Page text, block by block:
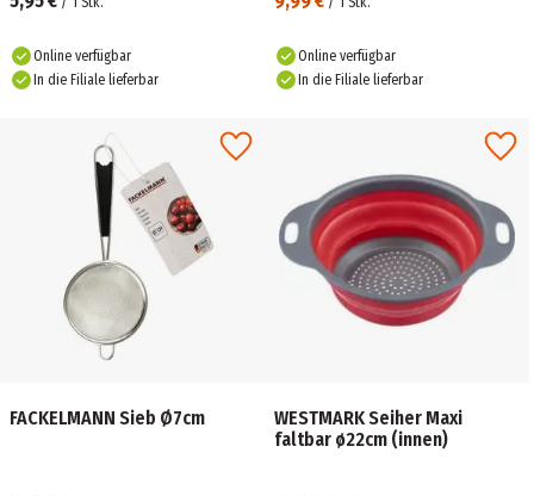
Online verfügbar
In die Filiale lieferbar
Online verfügbar
In die Filiale lieferbar
FACKELMANN Sieb Ø7cm
WESTMARK Seiher Maxi
faltbar ø22cm (innen)